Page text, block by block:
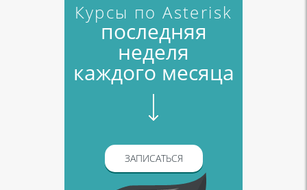
Курсы по Asterisk
последняя
неделя
каждого месяца
ЗАПИСАТЬСЯ